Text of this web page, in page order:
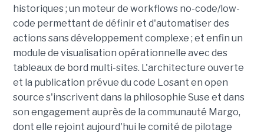
historiques ; un moteur de workflows no-code/low-
code permettant de définir et d'automatiser des
actions sans développement complexe ; et enfin un
module de visualisation opérationnelle avec des
tableaux de bord multi-sites. L'architecture ouverte
et la publication prévue du code Losant en open
source s'inscrivent dans la philosophie Suse et dans
son engagement auprès de la communauté Margo,
dont elle rejoint aujourd'hui le comité de pilotage